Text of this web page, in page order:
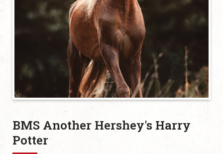
BMS Another Hershey's Harry
Potter